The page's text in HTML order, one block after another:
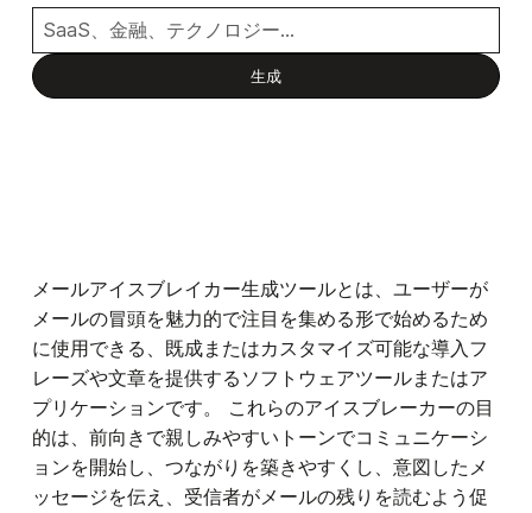
メールアイスブレイカー生成ツールとは、ユーザーが
メールの冒頭を魅力的で注目を集める形で始めるため
に使用できる、既成またはカスタマイズ可能な導入フ
レーズや文章を提供するソフトウェアツールまたはア
プリケーションです。 これらのアイスブレーカーの目
的は、前向きで親しみやすいトーンでコミュニケーシ
ョンを開始し、つながりを築きやすくし、意図したメ
ッセージを伝え、受信者がメールの残りを読むよう促